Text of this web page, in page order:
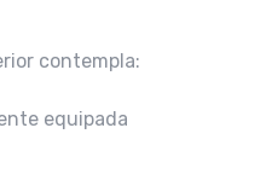
contempla:
equipada